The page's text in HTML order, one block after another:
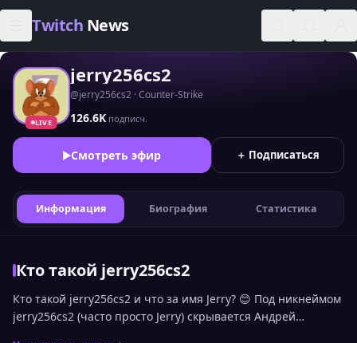
Skip to content
Twitch News
LIVE
jerry256cs2
@jerry256cs2 · Counter-Strike
126.6K подписч.
Смотреть эфир ＋ Подписаться
Информация Биография Статистика
Кто такой jerry256cs2
Кто такой jerry256cs2 и что за имя Jerry? 😊 Под никнеймом
jerry256cs2 (часто просто Jerry) скрывается Андрей